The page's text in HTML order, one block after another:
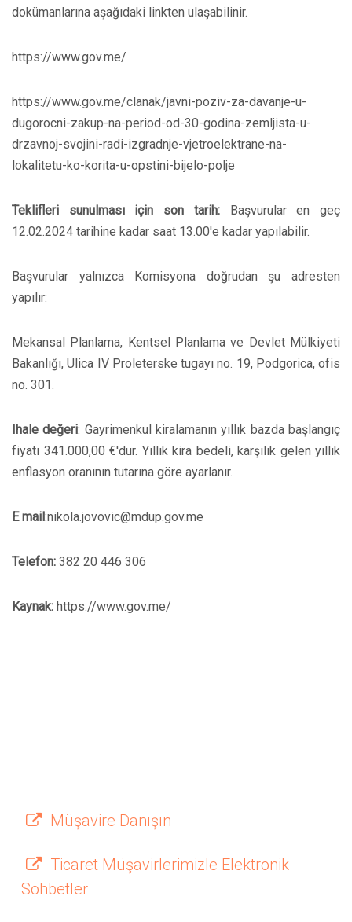
dokümanlarına aşağıdaki linkten ulaşabilinir.
https://www.gov.me/
https://www.gov.me/clanak/javni-poziv-za-davanje-u-
dugorocni-zakup-na-period-od-30-godina-zemljista-u-
drzavnoj-svojini-radi-izgradnje-vjetroelektrane-na-
lokalitetu-ko-korita-u-opstini-bijelo-polje
Teklifleri sunulması için son tarih:
Başvurular en geç
12.02.2024 tarihine kadar saat 13.00'e kadar yapılabilir.
Başvurular yalnızca Komisyona doğrudan şu adresten
yapılır:
Mekansal Planlama, Kentsel Planlama ve Devlet Mülkiyeti
Bakanlığı, Ulica IV Proleterske tugayı no. 19, Podgorica, ofis
no. 301.
Ihale değeri: Gayrimenkul kiralamanın yıllık bazda başlangıç
fiyatı 341.000,00 €'dur. Yıllık kira bedeli, karşılık gelen yıllık
enflasyon oranının tutarına göre ayarlanır.
E mail :nikola.jovovic@mdup.gov.me
Telefon: 382 20 446 306
Kaynak: https://www.gov.me/
Müşavire Danışın
Ticaret Müşavirlerimizle Elektronik
Sohbetler